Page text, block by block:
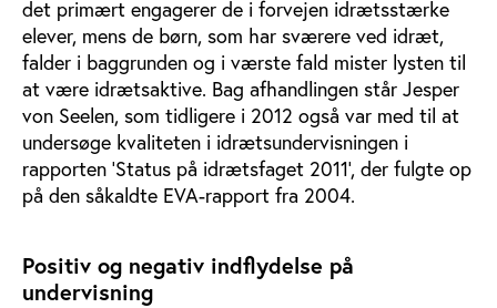
det primært engagerer de i forvejen idrætsstærke
elever, mens de børn, som har sværere ved idræt,
falder i baggrunden og i værste fald mister lysten til
at være idrætsaktive. Bag afhandlingen står Jesper
von Seelen, som tidligere i 2012 også var med til at
undersøge kvaliteten i idrætsundervisningen i
rapporten ’Status på idrætsfaget 2011’, der fulgte op
på den såkaldte EVA-rapport fra 2004.
Positiv og negativ indflydelse på
undervisning